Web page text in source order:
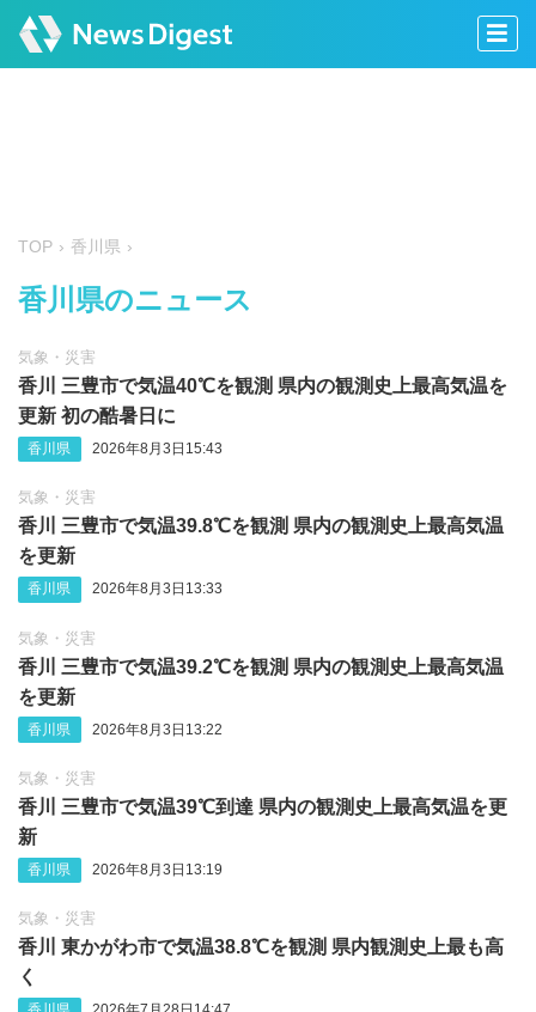
TOP 香川県
香川県のニュース
気象・災害
香川 三豊市で気温40℃を観測 県内の観測史上最高気温を
更新 初の酷暑日に
香川県 2026年8月3日15:43
気象・災害
香川 三豊市で気温39.8℃を観測 県内の観測史上最高気温
を更新
香川県 2026年8月3日13:33
気象・災害
香川 三豊市で気温39.2℃を観測 県内の観測史上最高気温
を更新
香川県 2026年8月3日13:22
気象・災害
香川 三豊市で気温39℃到達 県内の観測史上最高気温を更
新
香川県 2026年8月3日13:19
気象・災害
香川 東かがわ市で気温38.8℃を観測 県内観測史上最も高
く